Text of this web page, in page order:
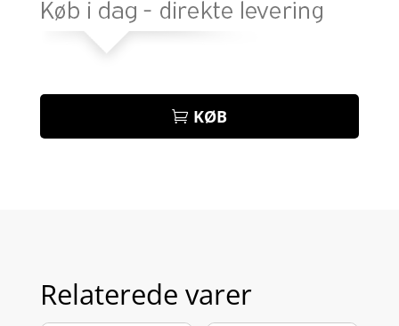
KØB
Relaterede varer